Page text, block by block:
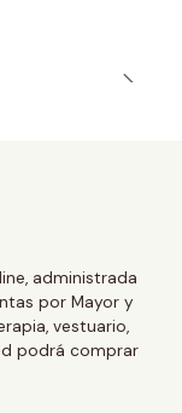
administrada
por Mayor y
vestuario,
podrá comprar